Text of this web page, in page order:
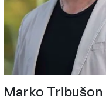
Marko Tribušon